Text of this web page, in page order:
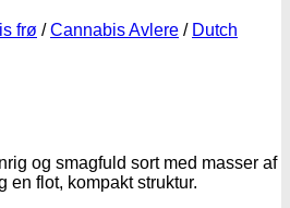
frø / Cannabis Avlere / Dutch
og smagfuld sort med masser af
en flot, kompakt struktur.